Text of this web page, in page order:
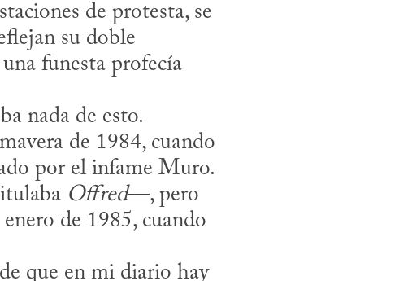
de protesta, se
su doble
funesta profecía
por el infame Muro.
Offred—, pero
de 1985, cuando